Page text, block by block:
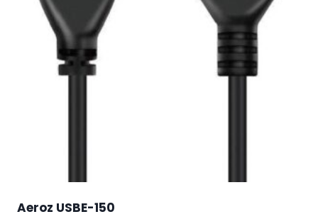
Aeroz USBE-150